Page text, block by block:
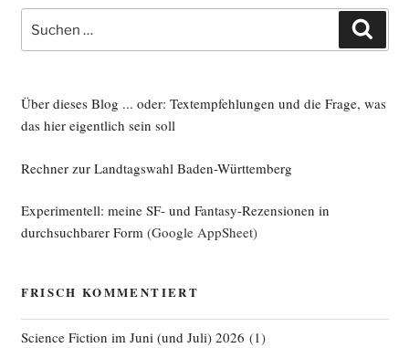
nach:
Über dieses Blog ... oder: Textempfehlungen und die Frage, was
das hier eigentlich sein soll
Rechner zur Landtagswahl Baden-Württemberg
Experimentell: meine SF- und Fantasy-Rezensionen in
durchsuchbarer Form(Google AppSheet)
FRISCH KOMMENTIERT
Science Fiction im Juni (und Juli) 2026 (1)